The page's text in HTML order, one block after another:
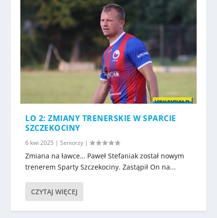
LO 2: ZMIANY TRENERSKIE W SPARCIE
SZCZEKOCINY
6 kwi 2025 |Seniorzy |
Zmiana na ławce… Paweł Stefaniak został nowym
trenerem Sparty Szczekociny. Zastąpił On na...
CZYTAJ WIĘCEJ